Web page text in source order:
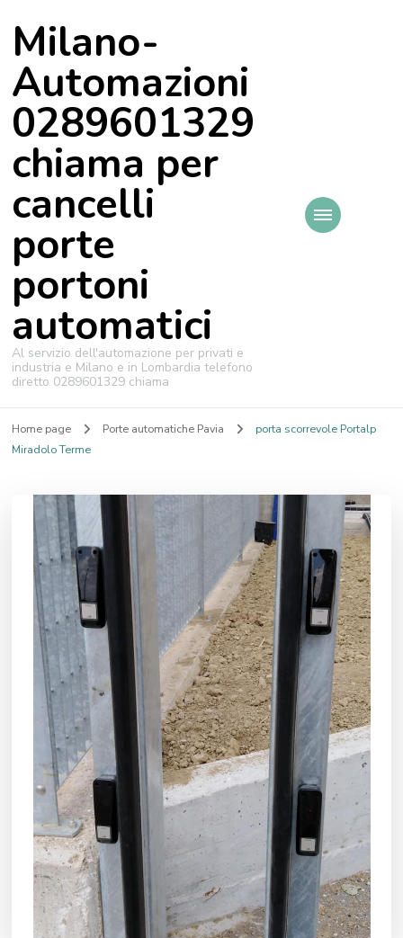
Milano-
Automazioni
0289601329
chiama per
cancelli
porte
portoni
automatici
Al servizio dell'automazione per privati e
industria e Milano e in Lombardia telefono
diretto 0289601329 chiama
Home page Porte automatiche Pavia
porta scorrevole Portalp
Miradolo Terme